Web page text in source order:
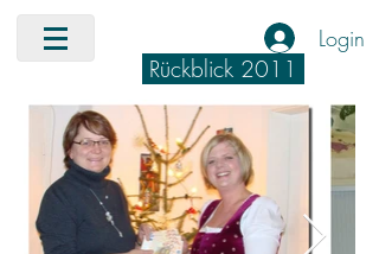
Login
Rückblick 2011